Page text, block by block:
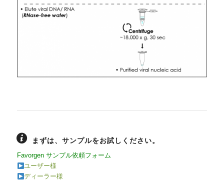
まずは、サンプルをお試しください。
Favorgen サンプル依頼フォーム
ユーザー様
ディーラー様